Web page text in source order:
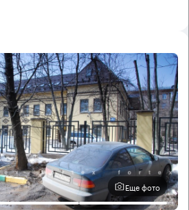
Еще фото